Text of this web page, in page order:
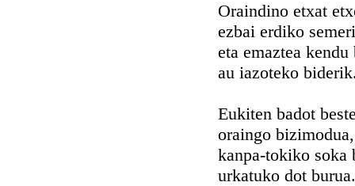
Oraindino etxat
ezbai erdiko
eta emaztea kendu
au iazoteko
Eukiten badot
oraingo bizimodua,
kanpa-tokiko soka
urkatuko dot burua.